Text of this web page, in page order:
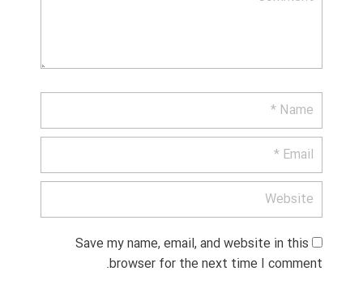
Save my name, email, and website in this
browser for the next time I comment.